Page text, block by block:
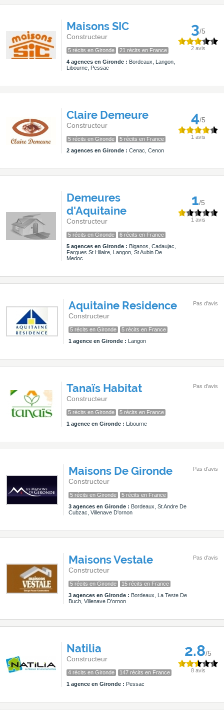
Maisons SIC
Constructeur
5 récits en Gironde
21 récits en France
4 agences en Gironde : Bordeaux, Langon,
Libourne, Pessac
3/5
2 avis
Claire Demeure
Constructeur
5 récits en Gironde
5 récits en France
2 agences en Gironde : Cenac, Cenon
4/5
1 avis
Demeures
d'Aquitaine
Constructeur
5 récits en Gironde
6 récits en France
5 agences en Gironde : Biganos, Cadaujac,
Fargues St Hilaire, Langon, St Aubin De
Medoc
1/5
1 avis
Aquitaine Residence
Constructeur
5 récits en Gironde
5 récits en France
1 agence en Gironde : Langon
Pas d'avis
Tanaïs Habitat
Constructeur
5 récits en Gironde
5 récits en France
1 agence en Gironde : Libourne
Pas d'avis
Maisons De Gironde
Constructeur
5 récits en Gironde
5 récits en France
3 agences en Gironde : Bordeaux, St Andre De
Cubzac, Villenave D'ornon
Pas d'avis
Maisons Vestale
Constructeur
5 récits en Gironde
15 récits en France
3 agences en Gironde : Bordeaux, La Teste De
Buch, Villenave D'ornon
Pas d'avis
Natilia
Constructeur
4 récits en Gironde
147 récits en France
1 agence en Gironde : Pessac
2.8/5
8 avis